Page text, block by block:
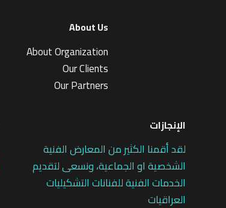
About Us
About Organization
Our Clients
Our Partners
الإنجازات
لقد أقمنا الكثير من المعارض الفنية
الشخصية او الجماعية، ونسعى لتقديم
الخدمات الفنية للفنانات التشكيليات
العراقيات